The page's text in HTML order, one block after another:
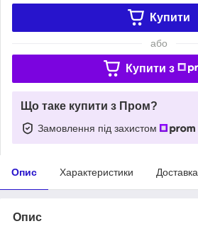
Купити
або
Купити з
Що таке купити з Пром?
Замовлення під захистом
Опис Характеристики Доставка
Опис